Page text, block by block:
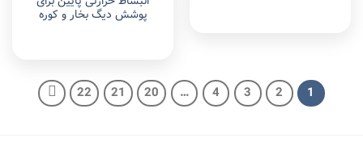
پوشش دیگ بخار و کوره
1
2
3
4
…
20
21
22